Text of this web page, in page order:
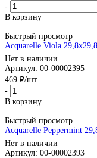
-
В корзину
Быстрый просмотр
Acquarelle Viola
Нет в наличии
Артикул: 00-00002395
469 ₽/шт
-
В корзину
Быстрый просмотр
Acquarelle Peppermint
Нет в наличии
Артикул: 00-00002393